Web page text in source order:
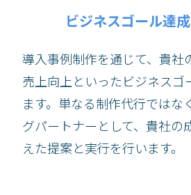
ビジネスゴール達
導入事例制作を通じて、貴社
売上向上といったビジネスゴ
ます。単なる制作代行ではな
グパートナーとして、貴社の
えた提案と実行を行います。